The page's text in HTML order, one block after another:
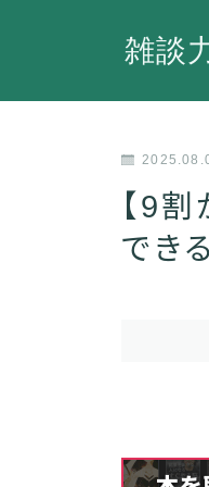
雑談
【9
でき